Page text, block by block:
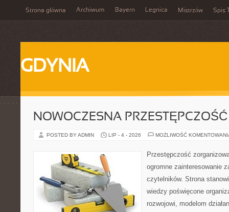
Strona główna Archiwum Bayern Legnica Mistrzów Spis
GDYNIA
NOWOCZESNA PRZESTĘPCZOŚĆ
POSTED BY ADMIN LIP - 4 - 2026 MOŻLIWOŚĆ
Przestępczość
ogromne zainteresowanie
czytelników. Strona
wiedzy poświęcone
rozwojowi, modelom